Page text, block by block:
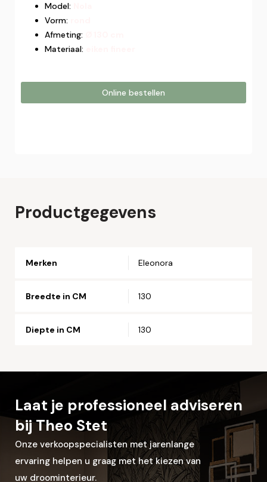
Model:
Vorm:
Afmeting:
Materiaal:
Online bestellen
Woonplaats*
Let op: zorg dat alle velden met een * zijn ingevuld.
Productgegevens
Merken Eleonora
Breedte in CM 130
Diepte in CM 130
Laat je professioneel adviseren
bij Theo Stet
Onze verkoopspecialisten met jarenlange
ervaring helpen u graag met het kiezen van
uw droominterieur.